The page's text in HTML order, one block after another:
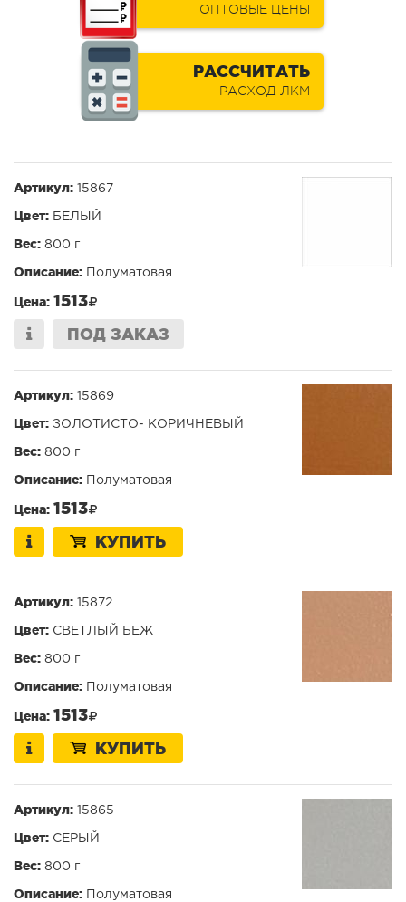
ОПТОВЫЕ ЦЕНЫ
РАССЧИТАТЬ
РАСХОД ЛКМ
Артикул: 15867
Цвет: БЕЛЫЙ
Вес: 800 г
Описание: Полуматовая
Цена: 1513
ПОД ЗАКАЗ
Артикул: 15869
Цвет: ЗОЛОТИСТО- КОРИЧНЕВЫЙ
Вес: 800 г
Описание: Полуматовая
Цена: 1513
КУПИТЬ
Артикул: 15872
Цвет: СВЕТЛЫЙ БЕЖ
Вес: 800 г
Описание: Полуматовая
Цена: 1513
КУПИТЬ
Артикул: 15865
Цвет: СЕРЫЙ
Вес: 800 г
Описание: Полуматовая